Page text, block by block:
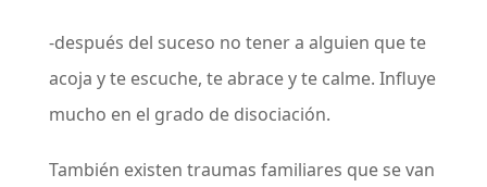
-después del suceso no tener a alguien que te
acoja y te escuche, te abrace y te calme. Influye
mucho en el grado de disociación.
También existen traumas familiares que se van